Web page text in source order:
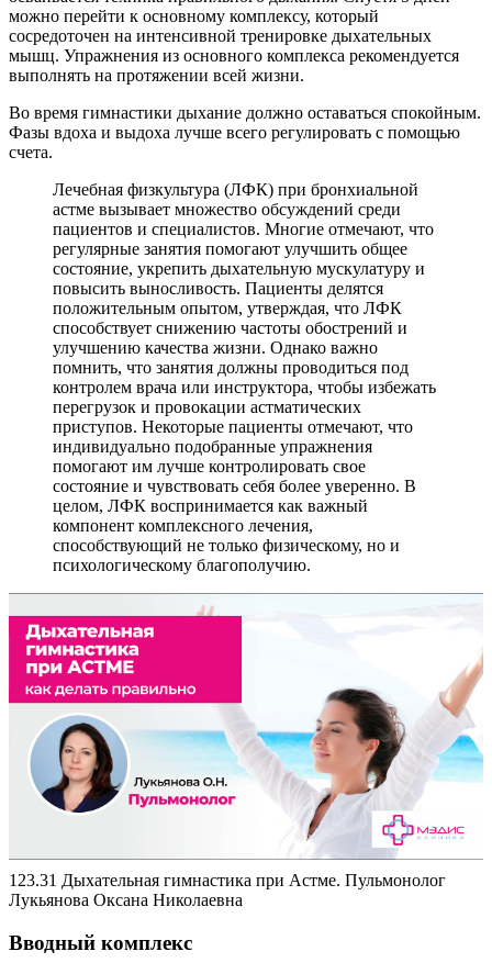
можно перейти к основному комплексу, который
сосредоточен на интенсивной тренировке дыхательных
мышц. Упражнения из основного комплекса рекомендуется
выполнять на протяжении всей жизни.
Во время гимнастики дыхание должно оставаться спокойным.
Фазы вдоха и выдоха лучше всего регулировать с помощью
счета.
Лечебная физкультура (ЛФК) при бронхиальной
астме вызывает множество обсуждений среди
пациентов и специалистов. Многие отмечают, что
регулярные занятия помогают улучшить общее
состояние, укрепить дыхательную мускулатуру и
повысить выносливость. Пациенты делятся
положительным опытом, утверждая, что ЛФК
способствует снижению частоты обострений и
улучшению качества жизни. Однако важно
помнить, что занятия должны проводиться под
контролем врача или инструктора, чтобы избежать
перегрузок и провокации астматических
приступов. Некоторые пациенты отмечают, что
индивидуально подобранные упражнения
помогают им лучше контролировать свое
состояние и чувствовать себя более уверенно. В
целом, ЛФК воспринимается как важный
компонент комплексного лечения,
способствующий не только физическому, но и
психологическому благополучию.
123.31 Дыхательная гимнастика при Астме. Пульмонолог
Лукьянова Оксана Николаевна
Вводный комплекс